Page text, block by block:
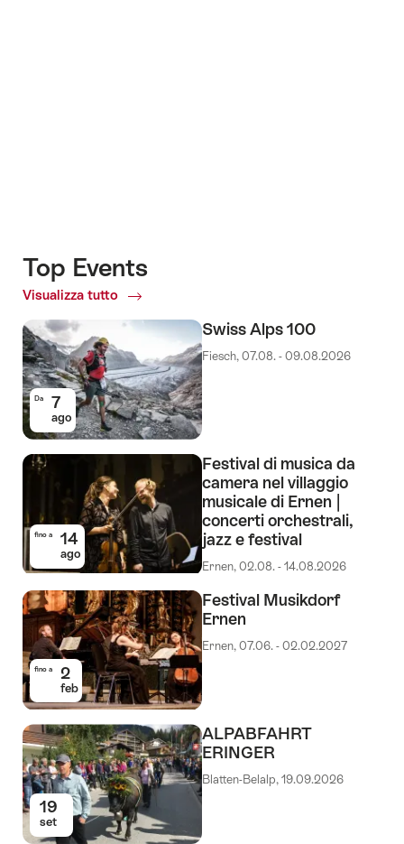
Top Events
Visualizza tutto
Top
Da 7
ago
Swiss Alps 100
Fiesch, 07.08. - 09.08.2026
fino a 14
ago
Festival di musica da
camera nel villaggio
musicale di Ernen |
concerti orchestrali,
jazz e festival
Ernen, 02.08. - 14.08.2026
fino a 2
feb
Festival Musikdorf
Ernen
Ernen, 07.06. - 02.02.2027
19
set
ALPABFAHRT
ERINGER
Blatten-Belalp, 19.09.2026